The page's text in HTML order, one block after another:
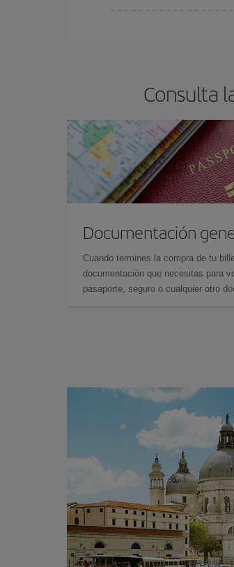
Consulta
Documentación
Cuando termines la compra de tu
documentación que necesitas para
pasaporte, seguro o cualquier otro